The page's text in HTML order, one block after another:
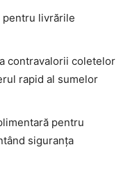
livrările
contravalorii coletelor
rapid al sumelor
pentru
siguranța